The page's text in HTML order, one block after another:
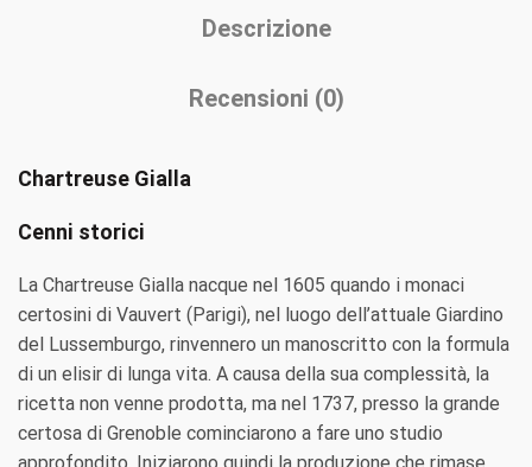
Descrizione
Recensioni (0)
Chartreuse Gialla
Cenni storici
La Chartreuse Gialla nacque nel 1605 quando i monaci
certosini di Vauvert (Parigi), nel luogo dell’attuale Giardino
del Lussemburgo, rinvennero un manoscritto con la formula
di un elisir di lunga vita. A causa della sua complessità, la
ricetta non venne prodotta, ma nel 1737, presso la grande
certosa di Grenoble cominciarono a fare uno studio